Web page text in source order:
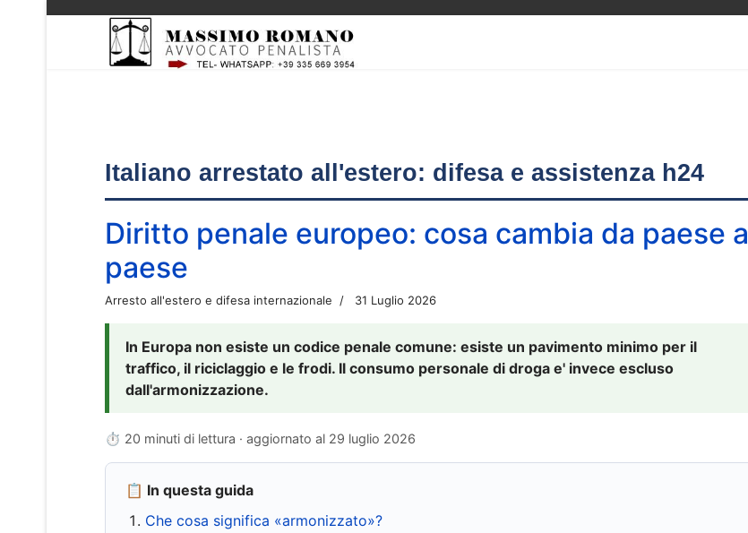
Italiano arrestato all'estero: difesa e assistenza h24
Diritto penale europeo: cosa cambia da paese a
paese
Arresto all'estero e difesa internazionale 31 Luglio 2026
In Europa non esiste un codice penale comune: esiste un pavimento minimo per il
traffico, il riciclaggio e le frodi. Il consumo personale di droga e' invece escluso
dall'armonizzazione.
⏱ 20 minuti di lettura · aggiornato al 29 luglio 2026
📋 In questa guida
Che cosa significa «armonizzato»?